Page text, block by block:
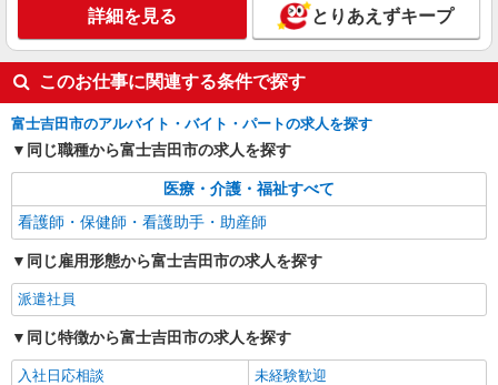
詳細を見る とりあえずキープ
このお仕事に関連する条件で探す
富士吉田市のアルバイト・バイト・パートの求人を探す
同じ職種から富士吉田市の求人を探す
医療・介護・福祉すべて
看護師・保健師・看護助手・助産師
同じ雇用形態から富士吉田市の求人を探す
派遣社員
同じ特徴から富士吉田市の求人を探す
入社日応相談
未経験歓迎